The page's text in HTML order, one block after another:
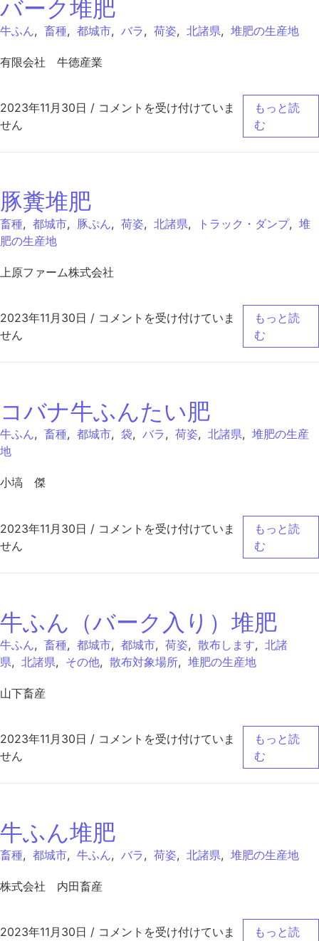
バーク堆肥
牛ふん, 畜種, 都城市, バラ, 荷姿, 北諸県, 堆肥の生産地
有限会社 牛徳産業
2023年11月30日 / バーク堆肥 は
コメントを受け付けていま
せん
もっと読
む
豚糞堆肥
畜種, 都城市, 豚ぷん, 荷姿, 北諸県, トラック・ダンプ, 堆
肥の生産地
上原ファーム株式会社
2023年11月30日 / 豚糞堆肥 は
コメントを受け付けていま
せん
もっと読
む
コバナ牛ふんたい肥
牛ふん, 畜種, 都城市, 袋, バラ, 荷姿, 北諸県, 堆肥の生産
地
小塙 傑
2023年11月30日 / コバナ牛ふんたい肥 は
コメントを受け付けていま
せん
もっと読
む
牛ふん（バーク入り）堆肥
牛ふん, 畜種, 都城市, 都城市, 荷姿, 散布します, 北諸
県, 北諸県, その他, 散布対象場所, 堆肥の生産地
山下畜産
2023年11月30日 / 牛ふん（バーク入り）堆肥 は
コメントを受け付けていま
せん
もっと読
む
牛ふん堆肥
畜種, 都城市, 牛ふん, バラ, 荷姿, 北諸県, 堆肥の生産地
株式会社 内田畜産
2023年11月30日 / 牛ふん堆肥 は
コメントを受け付けていま
もっと読